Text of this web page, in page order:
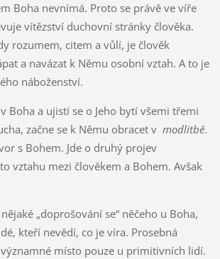
Boha nevnímá. Proto se právě ve víře
vítězství duchovní stránky člověka.
rozumem, citem a vůlí, je člověk
a navázat k Němu osobní vztah. A to je
náboženství.
Boha a ujistí se o Jeho bytí všemi třemi
začne se k Němu obracet v modlitbě.
s Bohem. Jde o druhý projev
vztahu mezi člověkem a Bohem. Avšak
„doprošování se“ něčeho u Boha,
kteří nevědí, co je víra. Prosebná
místo pouze u primitivních lidí.